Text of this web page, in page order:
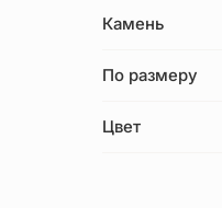
Камень
По размеру
Цвет